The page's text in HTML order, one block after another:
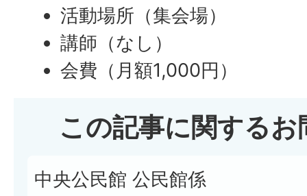
活動場所（集会場）
講師（なし）
会費（月額1,000円）
この記事に関する
中央公民館 公民館係